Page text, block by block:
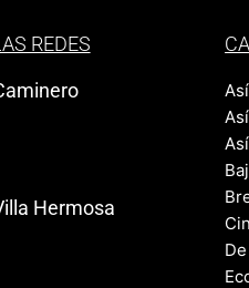
REDES
Hermosa